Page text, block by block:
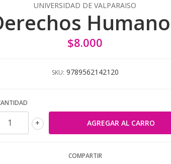
UNIVERSIDAD DE VALPARAISO
$8.000
SKU: 9789562142120
+
COMPARTIR